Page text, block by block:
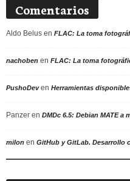
Comentarios
Aldo Belus en FLAC: La toma
nachoben en FLAC: La toma
PushoDeven Herramientas
Panzer en DMDc 6.5: Debian MATE a
milon en GitHub y GitLab. Desarrollo